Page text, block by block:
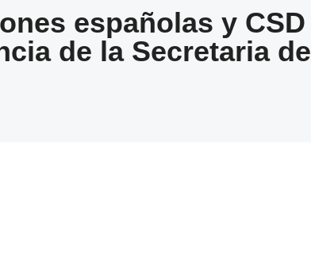
españolas y CSD
de la Secretaria de